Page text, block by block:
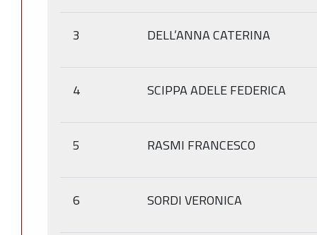
3 DELL’ANNA CATERINA
4 SCIPPA ADELE FEDERICA
5 RASMI FRANCESCO
6 SORDI VERONICA